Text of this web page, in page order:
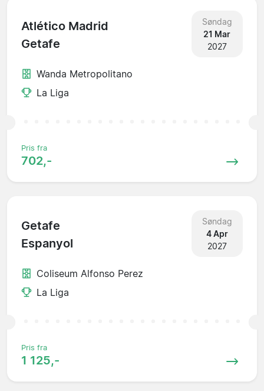
Atlético Madrid
Getafe
Søndag
21 Mar
2027
Wanda Metropolitano
La Liga
Pris fra
702,-
Getafe
Espanyol
Søndag
4 Apr
2027
Coliseum Alfonso Perez
La Liga
Pris fra
1 125,-